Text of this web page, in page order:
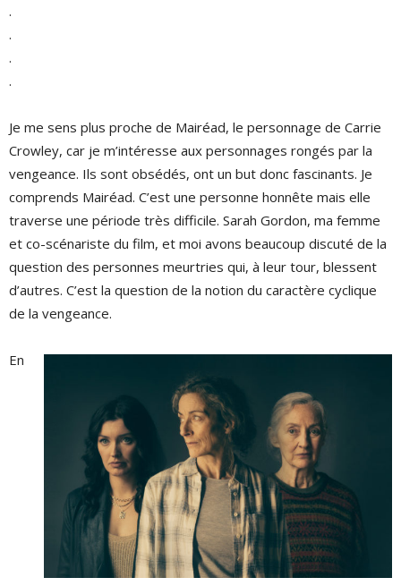
.
.
.
.
Je me sens plus proche de Mairéad, le personnage de Carrie
Crowley, car je m’intéresse aux personnages rongés par la
vengeance. Ils sont obsédés, ont un but donc fascinants. Je
comprends Mairéad. C’est une personne honnête mais elle
traverse une période très difficile. Sarah Gordon, ma femme
et co-scénariste du film, et moi avons beaucoup discuté de la
question des personnes meurtries qui, à leur tour, blessent
d’autres. C’est la question de la notion du caractère cyclique
de la vengeance.
En